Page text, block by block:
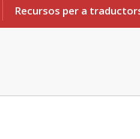
Recursos per a